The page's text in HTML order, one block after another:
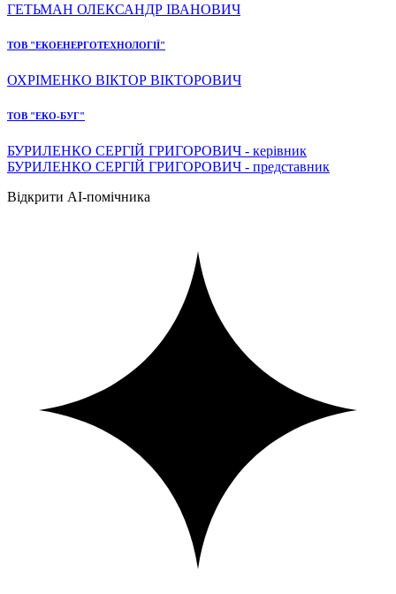
ГЕТЬМАН ОЛЕКСАНДР ІВАНОВИЧ
ТОВ "ЕКОЕНЕРГОТЕХНОЛОГІЇ"
ОХРІМЕНКО ВІКТОР ВІКТОРОВИЧ
ТОВ "ЕКО-БУГ"
БУРИЛЕНКО СЕРГІЙ ГРИГОРОВИЧ - керівник
БУРИЛЕНКО СЕРГІЙ ГРИГОРОВИЧ - представник
Відкрити AI-помічника